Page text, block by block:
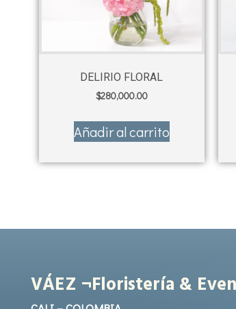
DELIRIO FLORAL
$280,000.00
Añadir al carrito
VÁEZ ¬Floristería &